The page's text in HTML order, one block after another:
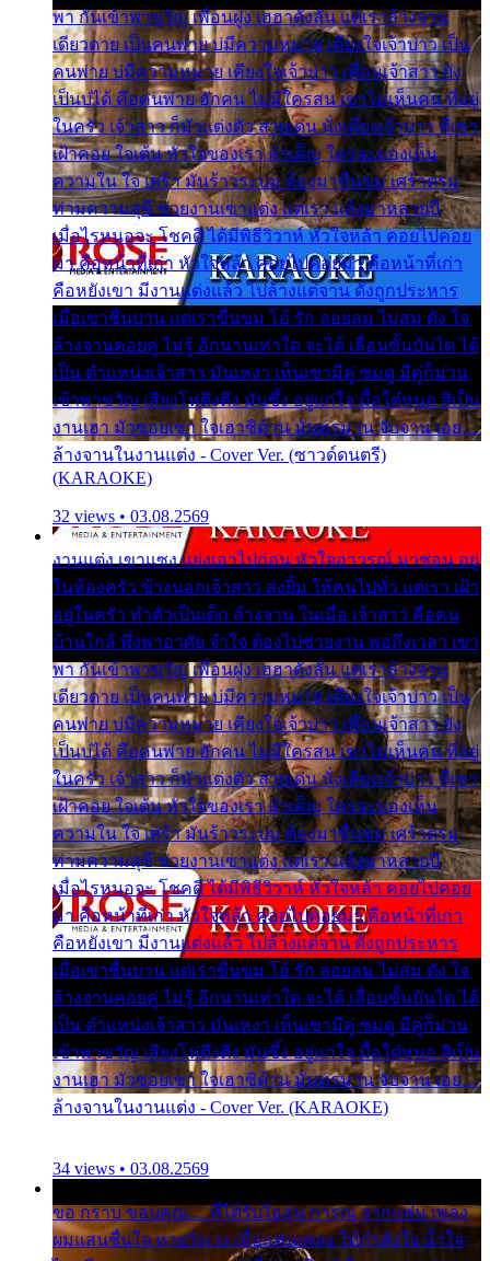
พา กันเข้าพาขวัญ เพื่อนฝูง เฮฮาดังลั่น แต่เราล้างจาน
เดียวดาย เป็นคนพ่าย บ่มีความหมาย เคียงใจเจ้าบ่าว เป็น
คนพ่าย บ่มีความหมาย เคียงใจเจ้าบ่าว เพื่อนเจ้าสาว ยัง
เป็นบ่ได้ คือคนพ่าย ฮักคน ไม่มีใครสน เขาไม่เห็นคน ที่อยู่
ในครัว เจ้าสาว ก็มัวแต่งตัว สวยเด่น นั่งเคียงเจ้าบ่าว ที่เขา
เฝ้าคอย ใจเต้น หัวใจของเรา ลำเค็ญ ใครจะมองเห็น
ความใน ใจ เศร้า มันร้าวระบม ต้องมาขื่นขม เศร้าตรม
ท่ามความสุขี ช่วยงานเขาแต่ง แต่เรา แล้งมาหลายปี
เมื่อไรหนอจะ โชคดี ได้มีพิธีวิวาห์ หัวใจหล้า คอยไปคอย
มา คือหน้าที่เก่า หัวใจหล้า คอยไปคอยมา คือหน้าที่เก่า
คือหยังเขา มีงานแต่งแล้ว ไปล้างแต่จาน ดั่งถูกประหาร
เมื่อเขาชื่นบาน แต่เราขื่นขม โอ้ รัก ลอยลม ไม่สม ดัง ใจ
ล้างจานคอยคู่ ไม่รู้ อีกนานเท่าใด จะได้ เลื่อนขั้นบันได ได้
เป็น ตำแหน่งเจ้าสาว มันเหงา เห็นเขามีคู่ ซมดู มีคู่ก็ม่วน
เข้าพาขวัญ เสียงโห่ตึงตึง มันซึ้ง อยู่แก่ใจ มื้อใด๋หนอ สิเป็น
งานเฮา มัวซอยเขา ใจเฮาซิด้าน มันทรมาน จับจาน เอย…
ล้างจานในงานแต่ง - Cover Ver. (ซาวด์ดนตรี)
(KARAOKE)
32 views • 03.08.2569
งานแต่ง เขาแซง แย่งเอาไปก่อน หัวใจอาวรณ์ มาซ่อน อยู่
ในห้องครัว ข้างนอกเจ้าสาว ส่งยิ้ม ให้คนไปทั่ว แต่เรา เฝ้า
อยู่ในครัว ทำตัวเป็นเด็ก ล้างจาน ในเมื่อ เจ้าสาว คือคน
บ้านใกล้ พึ่งพาอาศัย จำใจ ต้องไปช่วยงาน พอถึงเวลา เขา
พา กันเข้าพาขวัญ เพื่อนฝูง เฮฮาดังลั่น แต่เราล้างจาน
เดียวดาย เป็นคนพ่าย บ่มีความหมาย เคียงใจเจ้าบ่าว เป็น
คนพ่าย บ่มีความหมาย เคียงใจเจ้าบ่าว เพื่อนเจ้าสาว ยัง
เป็นบ่ได้ คือคนพ่าย ฮักคน ไม่มีใครสน เขาไม่เห็นคน ที่อยู่
ในครัว เจ้าสาว ก็มัวแต่งตัว สวยเด่น นั่งเคียงเจ้าบ่าว ที่เขา
เฝ้าคอย ใจเต้น หัวใจของเรา ลำเค็ญ ใครจะมองเห็น
ความใน ใจ เศร้า มันร้าวระบม ต้องมาขื่นขม เศร้าตรม
ท่ามความสุขี ช่วยงานเขาแต่ง แต่เรา แล้งมาหลายปี
เมื่อไรหนอจะ โชคดี ได้มีพิธีวิวาห์ หัวใจหล้า คอยไปคอย
มา คือหน้าที่เก่า หัวใจหล้า คอยไปคอยมา คือหน้าที่เก่า
คือหยังเขา มีงานแต่งแล้ว ไปล้างแต่จาน ดั่งถูกประหาร
เมื่อเขาชื่นบาน แต่เราขื่นขม โอ้ รัก ลอยลม ไม่สม ดัง ใจ
ล้างจานคอยคู่ ไม่รู้ อีกนานเท่าใด จะได้ เลื่อนขั้นบันได ได้
เป็น ตำแหน่งเจ้าสาว มันเหงา เห็นเขามีคู่ ซมดู มีคู่ก็ม่วน
เข้าพาขวัญ เสียงโห่ตึงตึง มันซึ้ง อยู่แก่ใจ มื้อใด๋หนอ สิเป็น
งานเฮา มัวซอยเขา ใจเฮาซิด้าน มันทรมาน จับจาน เอย…
ล้างจานในงานแต่ง - Cover Ver. (KARAOKE)
34 views • 03.08.2569
ขอ กราบ ขอบคุณ.... ที่ได้รับไออุ่น การุณ จากแฟน เพลง
ผมแสนชื่นใจ หายวังเวง เมื่อแฟนเพลง ให้กำลังใจ น้ำใจ